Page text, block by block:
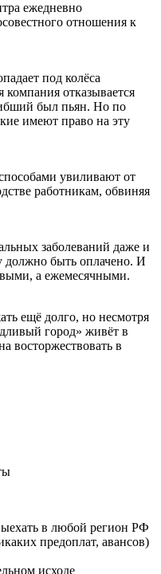
ежедневно
отношения к
под колёса
компания отказывается
был пьян. Но по
имеют право на эту
увиливают от
работникам, обвиняя
заболеваний даже и
должно быть оплачено. И
а ежемесячными.
ещё долго, но несмотря
город» живёт в
восторжествовать в
в любой регион РФ
предоплат, авансов)
исходе